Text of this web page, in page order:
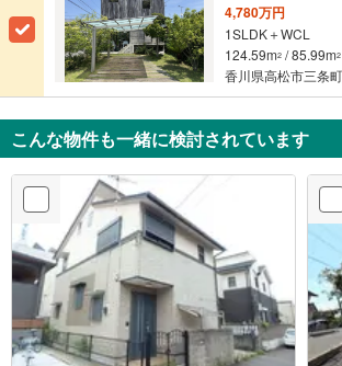
4,780万円
1SLDK＋WCL
124.59m2 / 85.99m2
こんな物件も一緒に検討されています